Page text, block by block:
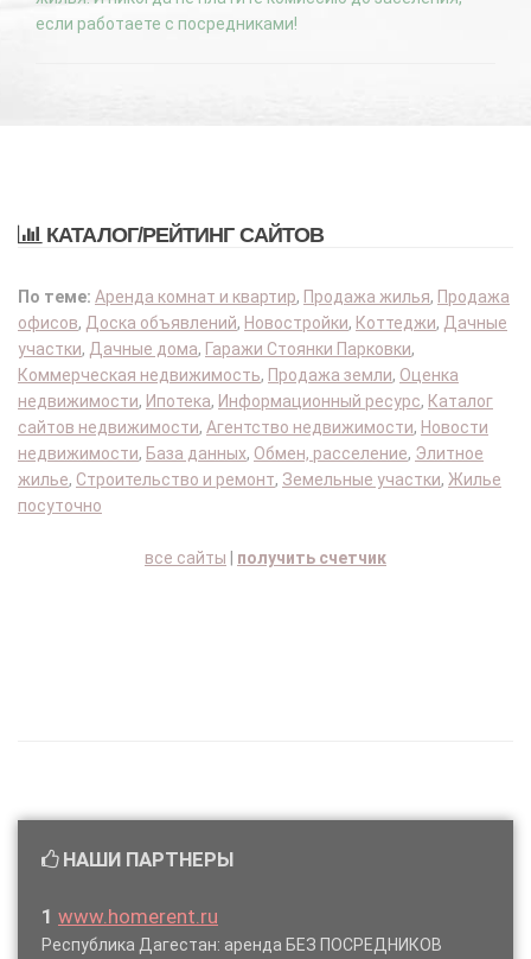
если работаете с посредниками!
КАТАЛОГ/РЕЙТИНГ САЙТОВ
По теме: Аренда комнат и квартир, Продажа жилья, Продажа
офисов, Доска объявлений, Новостройки, Коттеджи, Дачные
участки, Дачные дома, Гаражи Стоянки Парковки,
Коммерческая недвижимость, Продажа земли, Оценка
недвижимости, Ипотека, Информационный ресурс, Каталог
сайтов недвижимости, Агентство недвижимости, Новости
недвижимости, База данных, Обмен, расселение, Элитное
жилье, Строительство и ремонт, Земельные участки, Жилье
посуточно
все сайты получить счетчик
НАШИ ПАРТНЕРЫ
1 www.homerent.ru
Республика Дагестан: аренда БЕЗ ПОСРЕДНИКОВ